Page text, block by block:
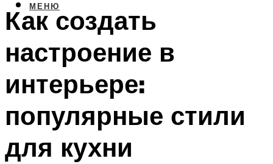
МЕНЮ
Как создать
настроение в
интерьере:
популярные стили
для кухни